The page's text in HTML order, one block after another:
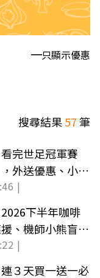
只顯示優惠
搜尋結果57筆
完世足冠軍賽
外送優惠、小熊
|
下半年咖啡
、機師小熊盲盒
|
３天買一送一必